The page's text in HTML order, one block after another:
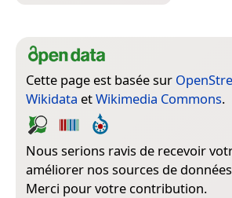
Cette page est basée sur
Wikidata etWikimedia Commons.
Nous serions ravis de recevoir
améliorer nos sources de
Merci pour votre contribution.